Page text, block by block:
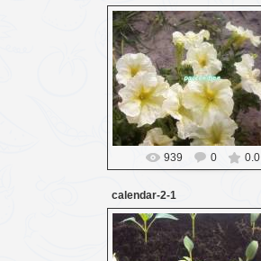
16.03.2016
Probozd
939 0 0.0
calendar-2-1